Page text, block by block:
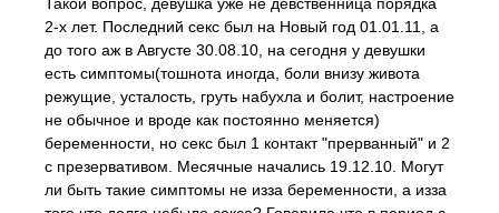
2-х лет. Последний секс был на Новый год 01.01.11, а
до того аж в Августе 30.08.10, на сегодня у девушки
есть симптомы(тошнота иногда, боли внизу живота
режущие, усталость, груть набухла и болит, настроение
не обычное и вроде как постоянно меняется)
беременности, но секс был 1 контакт "прерванный" и 2
с презервативом. Месячные начались 19.12.10. Могут
ли быть такие симптомы не изза беременности, а изза